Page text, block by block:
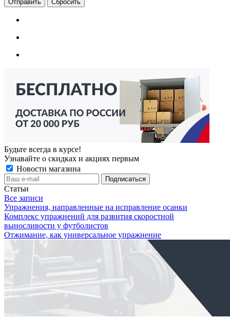
Сбросить
Будьте всегда в курсе!
Узнавайте о скидках и акциях первым
Новости магазина
Статьи
Все записи
Упражнения, направленные на исправление осанки
Комплекс упражнений для развития скоростной
выносливости у футболистов
Отжимание, как универсальное упражнение